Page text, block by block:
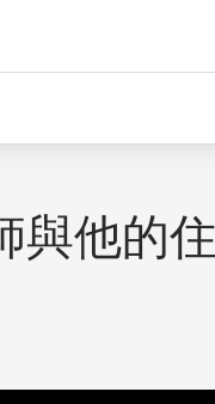
與他的